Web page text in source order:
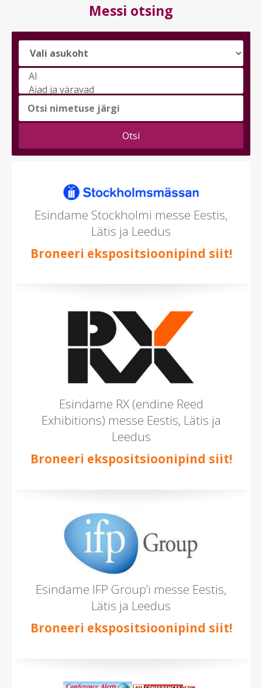
Messi otsing
Vali
messi
teema
valida
Esindame Stockholmi messe Eestis,
Lätis ja Leedus
Broneeri ekspositsioonipind siit!
Esindame RX (endine Reed
Exhibitions) messe Eestis, Lätis ja
Leedus
Broneeri ekspositsioonipind siit!
Esindame IFP Group’i messe Eestis,
Lätis ja Leedus
Broneeri ekspositsioonipind siit!